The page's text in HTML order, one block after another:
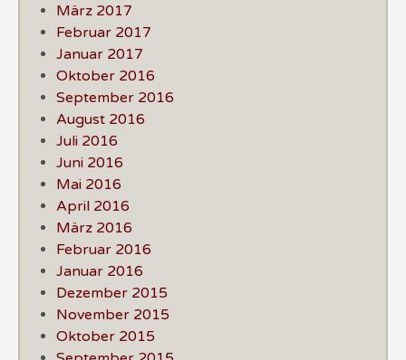
März 2017
Februar 2017
Januar 2017
Oktober 2016
September 2016
August 2016
Juli 2016
Juni 2016
Mai 2016
April 2016
März 2016
Februar 2016
Januar 2016
Dezember 2015
November 2015
Oktober 2015